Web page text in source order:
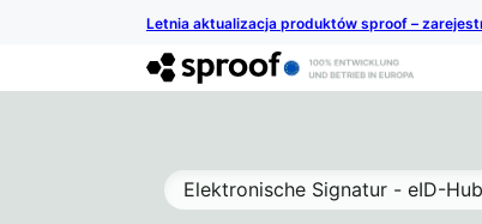
Letnia aktualizacja produktów sproof –
Elektronische Signatur - eID-Hub